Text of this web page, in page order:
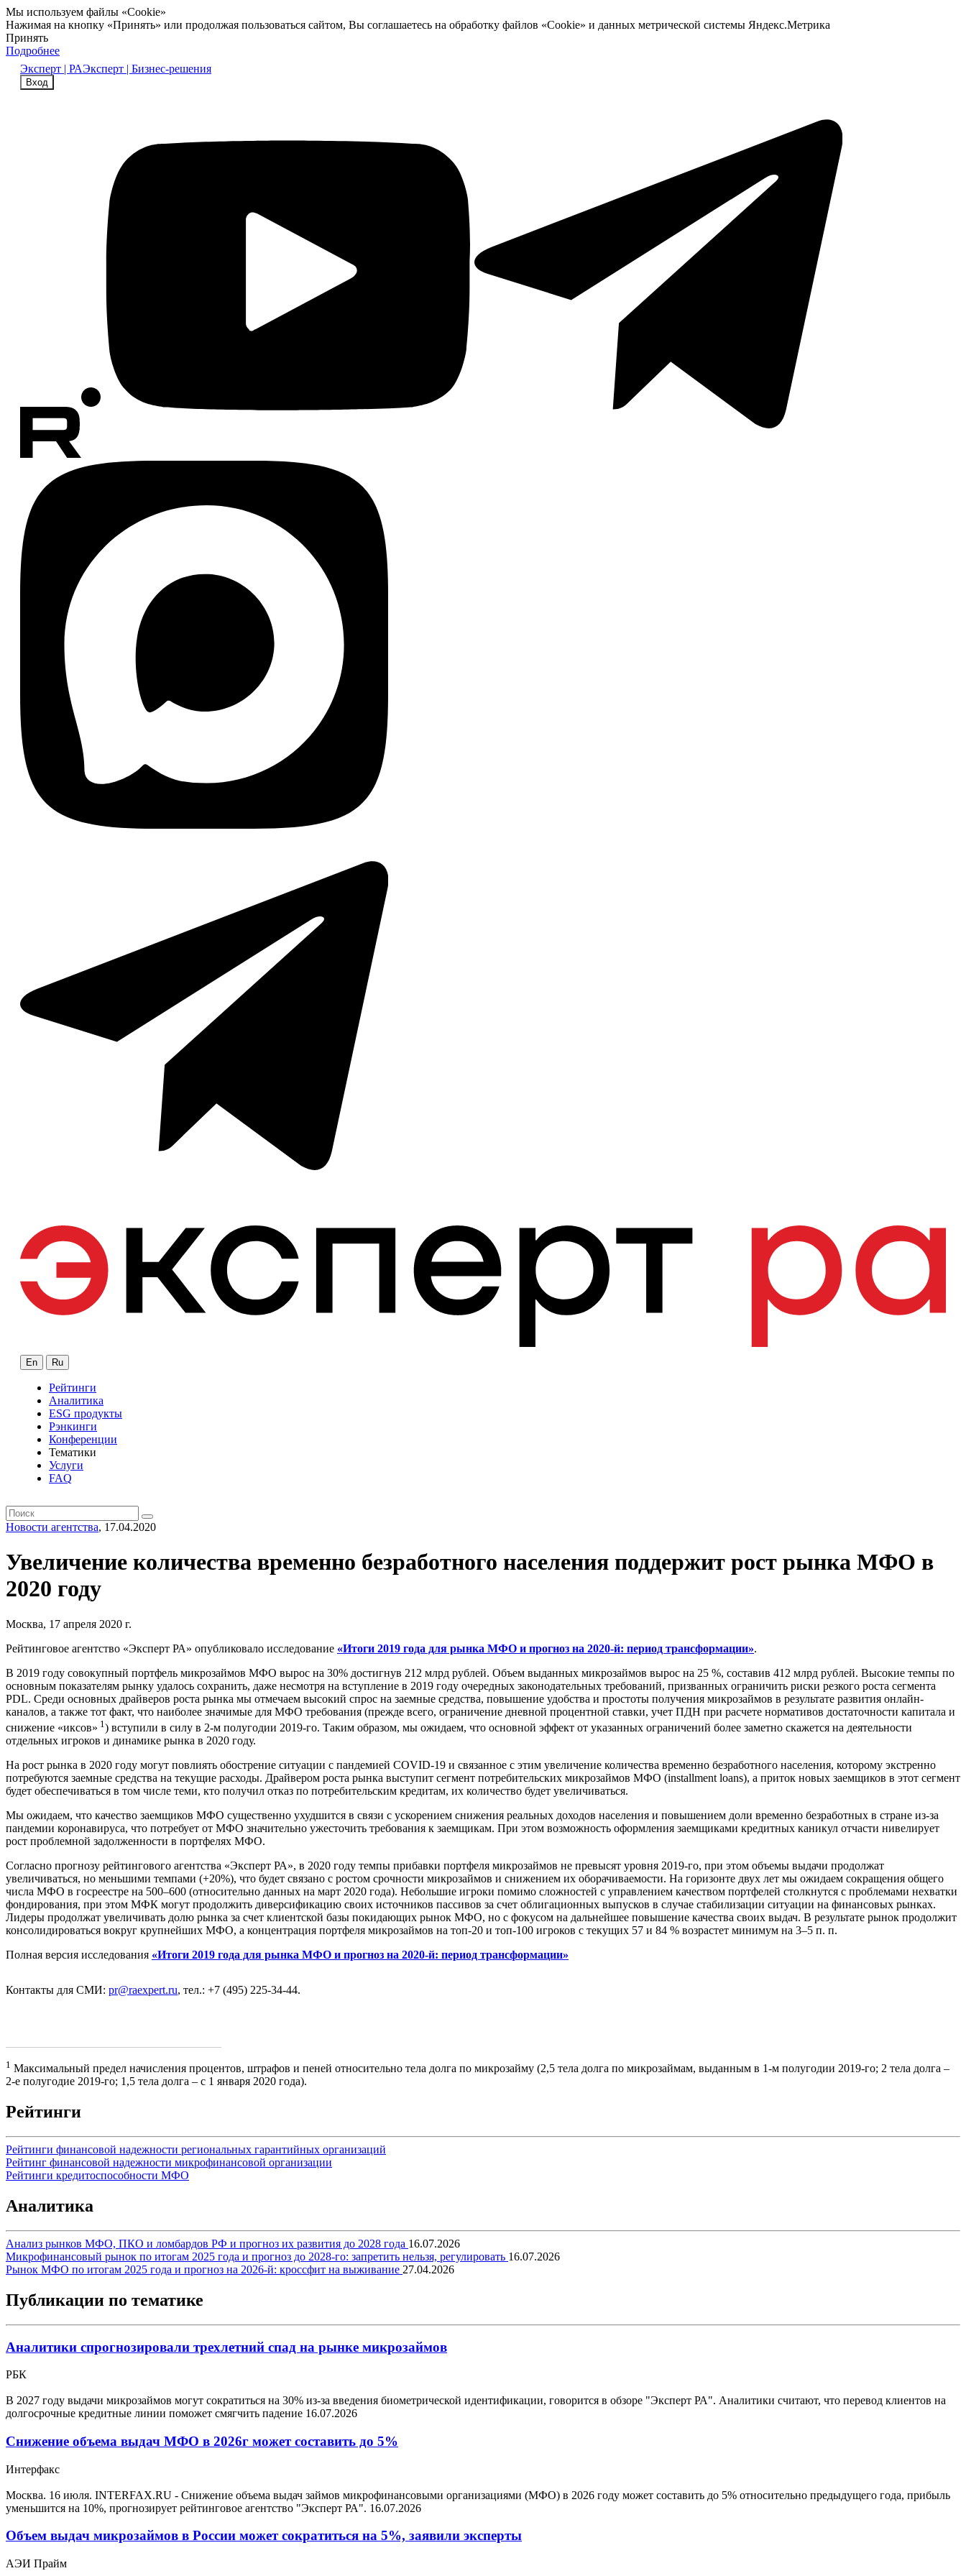
Мы используем файлы «Cookie»
Нажимая на кнопку «Принять» или продолжая пользоваться сайтом, Вы соглашаетесь на обработку файлов «Cookie» и данных метрической системы Яндекс.Метрика
Принять
Подробнее
Эксперт | РАЭксперт | Бизнес-решения
Вход
En Ru
Рейтинги
Аналитика
ESG продукты
Рэнкинги
Конференции
Тематики
Услуги
FAQ
Новости агентства, 17.04.2020
Увеличение количества временно безработного населения поддержит рост рынка МФО в
2020 году
Москва, 17 апреля 2020 г.
Рейтинговое агентство «Эксперт РА» опубликовало исследование «Итоги 2019 года для рынка МФО и прогноз на 2020-й: период трансформации».
В 2019 году совокупный портфель микрозаймов МФО вырос на 30% достигнув 212 млрд рублей. Объем выданных микрозаймов вырос на 25 %, составив 412 млрд рублей. Высокие темпы по
основным показателям рынку удалось сохранить, даже несмотря на вступление в 2019 году очередных законодательных требований, призванных ограничить риски резкого роста сегмента
PDL. Среди основных драйверов роста рынка мы отмечаем высокий спрос на заемные средства, повышение удобства и простоты получения микрозаймов в результате развития онлайн-
каналов, а также тот факт, что наиболее значимые для МФО требования (прежде всего, ограничение дневной процентной ставки, учет ПДН при расчете нормативов достаточности капитала и
снижение «иксов» 1 ) вступили в силу в 2-м полугодии 2019-го. Таким образом, мы ожидаем, что основной эффект от указанных ограничений более заметно скажется на деятельности
отдельных игроков и динамике рынка в 2020 году.
На рост рынка в 2020 году могут повлиять обострение ситуации с пандемией COVID-19 и связанное с этим увеличение количества временно безработного населения, которому экстренно
потребуются заемные средства на текущие расходы. Драйвером роста рынка выступит сегмент потребительских микрозаймов МФО (installment loans), а приток новых заемщиков в этот сегмент
будет обеспечиваться в том числе теми, кто получил отказ по потребительским кредитам, их количество будет увеличиваться.
Мы ожидаем, что качество заемщиков МФО существенно ухудшится в связи с ускорением снижения реальных доходов населения и повышением доли временно безработных в стране из-за
пандемии коронавируса, что потребует от МФО значительно ужесточить требования к заемщикам. При этом возможность оформления заемщиками кредитных каникул отчасти нивелирует
рост проблемной задолженности в портфелях МФО.
Согласно прогнозу рейтингового агентства «Эксперт РА», в 2020 году темпы прибавки портфеля микрозаймов не превысят уровня 2019-го, при этом объемы выдачи продолжат
увеличиваться, но меньшими темпами (+20%), что будет связано с ростом срочности микрозаймов и снижением их оборачиваемости. На горизонте двух лет мы ожидаем сокращения общего
числа МФО в госреестре на 500–600 (относительно данных на март 2020 года). Небольшие игроки помимо сложностей с управлением качеством портфелей столкнутся с проблемами нехватки
фондирования, при этом МФК могут продолжить диверсификацию своих источников пассивов за счет облигационных выпусков в случае стабилизации ситуации на финансовых рынках.
Лидеры продолжат увеличивать долю рынка за счет клиентской базы покидающих рынок МФО, но с фокусом на дальнейшее повышение качества своих выдач. В результате рынок продолжит
консолидироваться вокруг крупнейших МФО, а концентрация портфеля микрозаймов на топ-20 и топ-100 игроков с текущих 57 и 84 % возрастет минимум на 3–5 п. п.
Полная версия исследования «Итоги 2019 года для рынка МФО и прогноз на 2020-й: период трансформации»
Контакты для СМИ: pr@raexpert.ru, тел.: +7 (495) 225-34-44.
1 Максимальный предел начисления процентов, штрафов и пеней относительно тела долга по микрозайму (2,5 тела долга по микрозаймам, выданным в 1-м полугодии 2019-го; 2 тела долга –
2-е полугодие 2019-го; 1,5 тела долга – с 1 января 2020 года).
Рейтинги
Рейтинги финансовой надежности региональных гарантийных организаций
Рейтинг финансовой надежности микрофинансовой организации
Рейтинги кредитоспособности МФО
Аналитика
Анализ рынков МФО, ПКО и ломбардов РФ и прогноз их развития до 2028 года 16.07.2026
Микрофинансовый рынок по итогам 2025 года и прогноз до 2028-го: запретить нельзя, регулировать 16.07.2026
Рынок МФО по итогам 2025 года и прогноз на 2026-й: кроссфит на выживание 27.04.2026
Публикации по тематике
Аналитики спрогнозировали трехлетний спад на рынке микрозаймов
РБК
В 2027 году выдачи микрозаймов могут сократиться на 30% из-за введения биометрической идентификации, говорится в обзоре "Эксперт РА". Аналитики считают, что перевод клиентов на
долгосрочные кредитные линии поможет смягчить падение 16.07.2026
Снижение объема выдач МФО в 2026г может составить до 5%
Интерфакс
Москва. 16 июля. INTERFAX.RU - Снижение объема выдач займов микрофинансовыми организациями (МФО) в 2026 году может составить до 5% относительно предыдущего года, прибыль
уменьшится на 10%, прогнозирует рейтинговое агентство "Эксперт РА". 16.07.2026
Объем выдач микрозаймов в России может сократиться на 5%, заявили эксперты
АЭИ Прайм